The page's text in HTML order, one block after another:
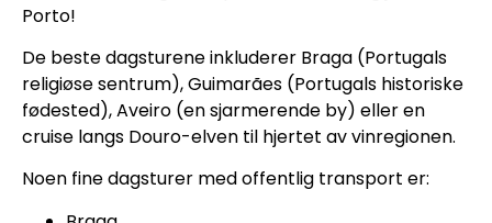
Porto!
De beste dagsturene inkluderer Braga (Portugals
religiøse sentrum), Guimarães (Portugals historiske
fødested), Aveiro (en sjarmerende by) eller en
cruise langs Douro-elven til hjertet av vinregionen.
Noen fine dagsturer med offentlig transport er: